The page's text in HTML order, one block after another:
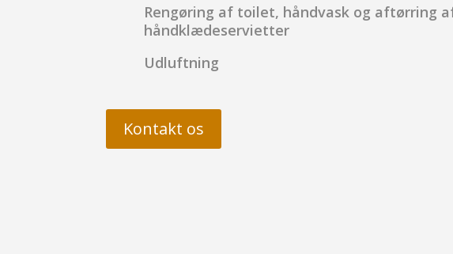
Rengøring af toilet, håndvask og aftørring
håndklædeservietter
Udluftning
Kontakt os